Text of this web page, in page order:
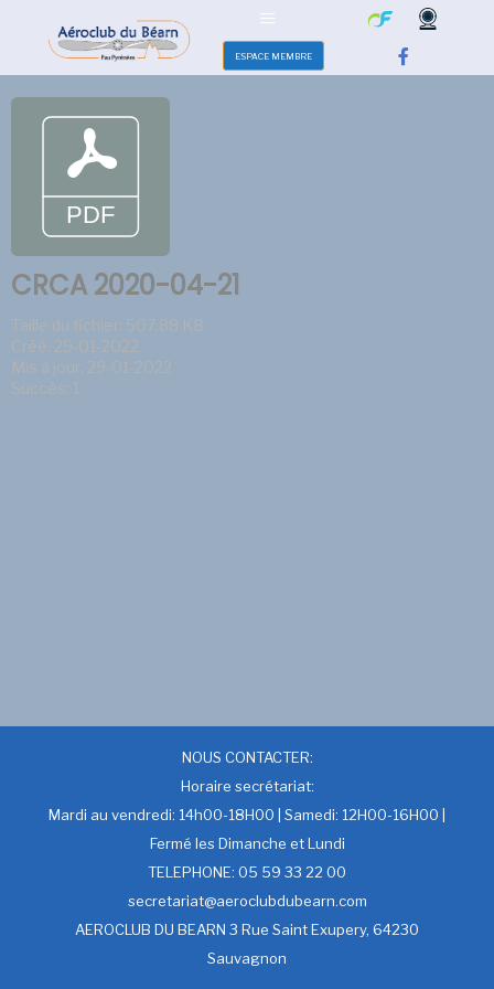
ESPACE MEMBRE
CRCA 2020-04-21
Taille du fichier: 507.88 KB
Créé: 29-01-2022
Mis à jour: 29-01-2022
Succès: 1
NOUS CONTACTER:
Horaire secrétariat:
Mardi au vendredi: 14h00-18H00 | Samedi: 12H00-16H00 |
Fermé les Dimanche et Lundi
TELEPHONE: 05 59 33 22 00
secretariat@aeroclubdubearn.com
AEROCLUB DU BEARN 3 Rue Saint Exupery, 64230
Sauvagnon